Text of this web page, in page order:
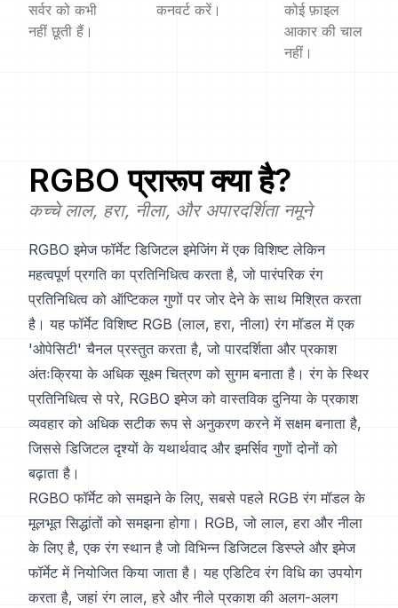
सर्वर को कभी
नहीं छूती हैं।
कनवर्ट करें।
कोई फ़ाइल
आकार की चाल
नहीं।
RGBO प्रारूप क्या है?
कच्चे लाल, हरा, नीला, और अपारदर्शिता नमूने
RGBO इमेज फॉर्मेट डिजिटल इमेजिंग में एक विशिष्ट लेकिन
महत्वपूर्ण प्रगति का प्रतिनिधित्व करता है, जो पारंपरिक रंग
प्रतिनिधित्व को ऑप्टिकल गुणों पर जोर देने के साथ मिश्रित करता
है। यह फॉर्मेट विशिष्ट RGB (लाल, हरा, नीला) रंग मॉडल में एक
'ओपेसिटी' चैनल प्रस्तुत करता है, जो पारदर्शिता और प्रकाश
अंतःक्रिया के अधिक सूक्ष्म चित्रण को सुगम बनाता है। रंग के स्थिर
प्रतिनिधित्व से परे, RGBO इमेज को वास्तविक दुनिया के प्रकाश
व्यवहार को अधिक सटीक रूप से अनुकरण करने में सक्षम बनाता है,
जिससे डिजिटल दृश्यों के यथार्थवाद और इमर्सिव गुणों दोनों को
बढ़ाता है।
RGBO फॉर्मेट को समझने के लिए, सबसे पहले RGB रंग मॉडल के
मूलभूत सिद्धांतों को समझना होगा। RGB, जो लाल, हरा और नीला
के लिए है, एक रंग स्थान है जो विभिन्न डिजिटल डिस्प्ले और इमेज
फॉर्मेट में नियोजित किया जाता है। यह एडिटिव रंग विधि का उपयोग
करता है, जहां रंग लाल, हरे और नीले प्रकाश की अलग-अलग